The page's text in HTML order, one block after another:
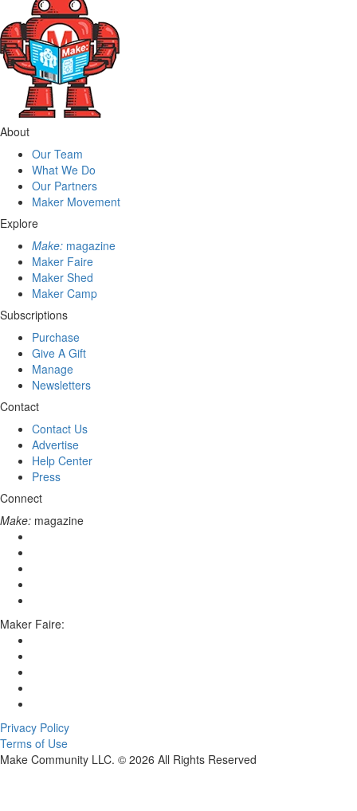
About
Our Team
What We Do
Our Partners
Maker Movement
Explore
Make: magazine
Maker Faire
Maker Shed
Maker Camp
Subscriptions
Purchase
Give A Gift
Manage
Newsletters
Contact
Contact Us
Advertise
Help Center
Press
Connect
Make: magazine
Maker Faire:
Privacy Policy
Terms of Use
Make Community LLC. © 2026 All Rights Reserved